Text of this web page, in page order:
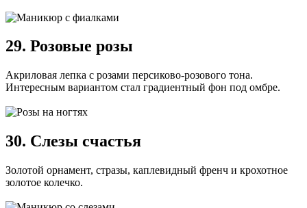
29. Розовые розы
Акриловая лепка с розами персиково-розового тона.
Интересным вариантом стал градиентный фон под омбре.
30. Слезы счастья
Золотой орнамент, стразы, каплевидный френч и крохотное
золотое колечко.